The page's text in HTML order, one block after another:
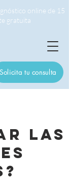
Solicita tu consulta
online de 15
gratuita
las